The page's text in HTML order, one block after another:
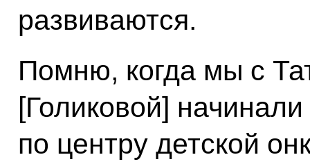
развиваются.
Помню, когда мы с
[Голиковой]
по центру детской